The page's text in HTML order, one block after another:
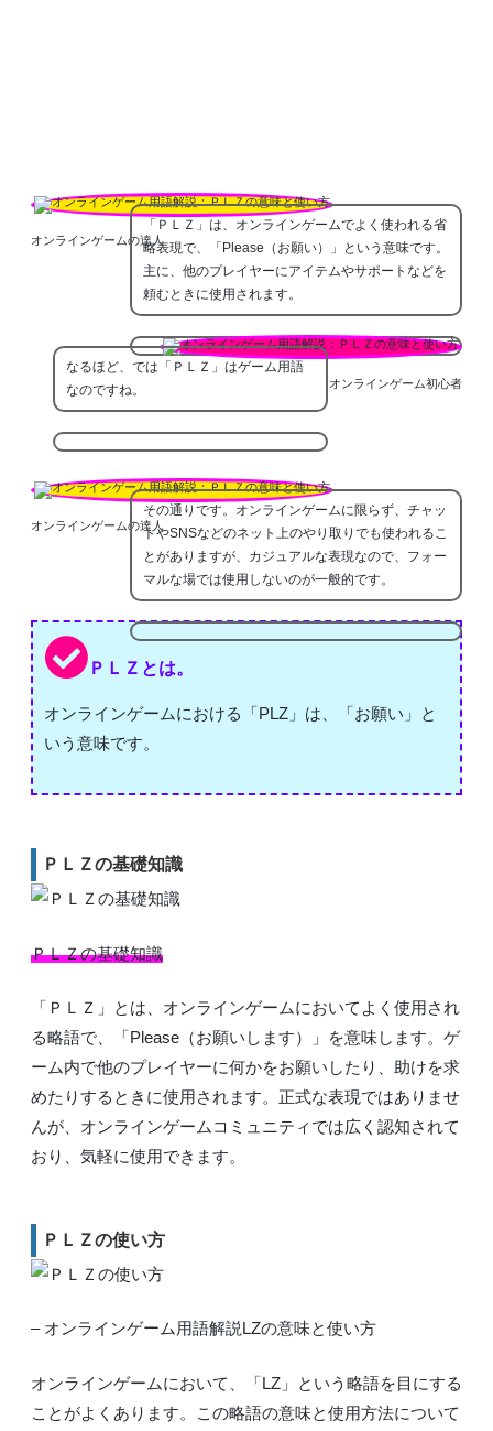
オンラインゲームの達人
「ＰＬＺ」は、オンラインゲームでよく使われる省
略表現で、「Please（お願い）」という意味です。
主に、他のプレイヤーにアイテムやサポートなどを
頼むときに使用されます。
オンラインゲーム初心者
なるほど、では「ＰＬＺ」はゲーム用語
なのですね。
オンラインゲームの達人
その通りです。オンラインゲームに限らず、チャッ
トやSNSなどのネット上のやり取りでも使われるこ
とがありますが、カジュアルな表現なので、フォー
マルな場では使用しないのが一般的です。
ＰＬＺとは。
オンラインゲームにおける「PLZ」は、「お願い」と
いう意味です。
ＰＬＺの基礎知識
ＰＬＺの基礎知識
「ＰＬＺ」とは、オンラインゲームにおいてよく使用され
る略語で、「Please（お願いします）」を意味します。ゲ
ーム内で他のプレイヤーに何かをお願いしたり、助けを求
めたりするときに使用されます。正式な表現ではありませ
んが、オンラインゲームコミュニティでは広く認知されて
おり、気軽に使用できます。
ＰＬＺの使い方
– オンラインゲーム用語解説LZの意味と使い方
オンラインゲームにおいて、「LZ」という略語を目にする
ことがよくあります。この略語の意味と使用方法について